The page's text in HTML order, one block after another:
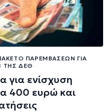
ΠΑΡΕΜΒΆΣΕΩΝ ΓΙΑ
ΤΗΣ ΔΕΘ
για ενίσχυση
400 ευρώ και